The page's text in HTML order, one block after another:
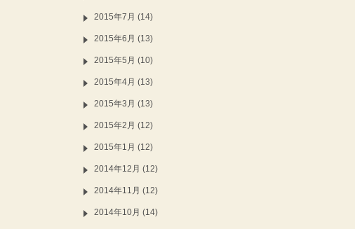
2015年7月 (14)
2015年6月 (13)
2015年5月 (10)
2015年4月 (13)
2015年3月 (13)
2015年2月 (12)
2015年1月 (12)
2014年12月 (12)
2014年11月 (12)
2014年10月 (14)